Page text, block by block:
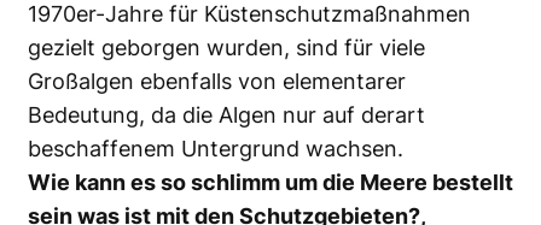
1970er-Jahre für Küstenschutzmaßnahmen
gezielt geborgen wurden, sind für viele
Großalgen ebenfalls von elementarer
Bedeutung, da die Algen nur auf derart
beschaffenem Untergrund wachsen.
Wie kann es so schlimm um die Meere bestellt
sein was ist mit den Schutzgebieten?,